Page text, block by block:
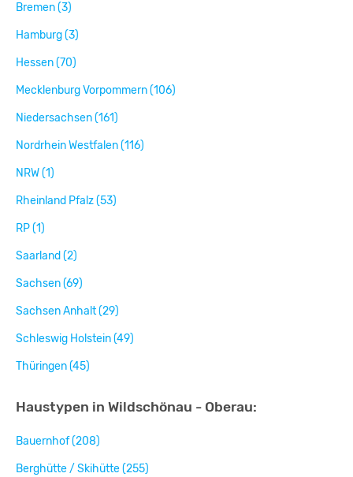
Bremen (3)
Hamburg (3)
Hessen (70)
Mecklenburg Vorpommern (106)
Niedersachsen (161)
Nordrhein Westfalen (116)
NRW (1)
Rheinland Pfalz (53)
RP (1)
Saarland (2)
Sachsen (69)
Sachsen Anhalt (29)
Schleswig Holstein (49)
Thüringen (45)
Haustypen in Wildschönau - Oberau:
Bauernhof (208)
Berghütte / Skihütte (255)